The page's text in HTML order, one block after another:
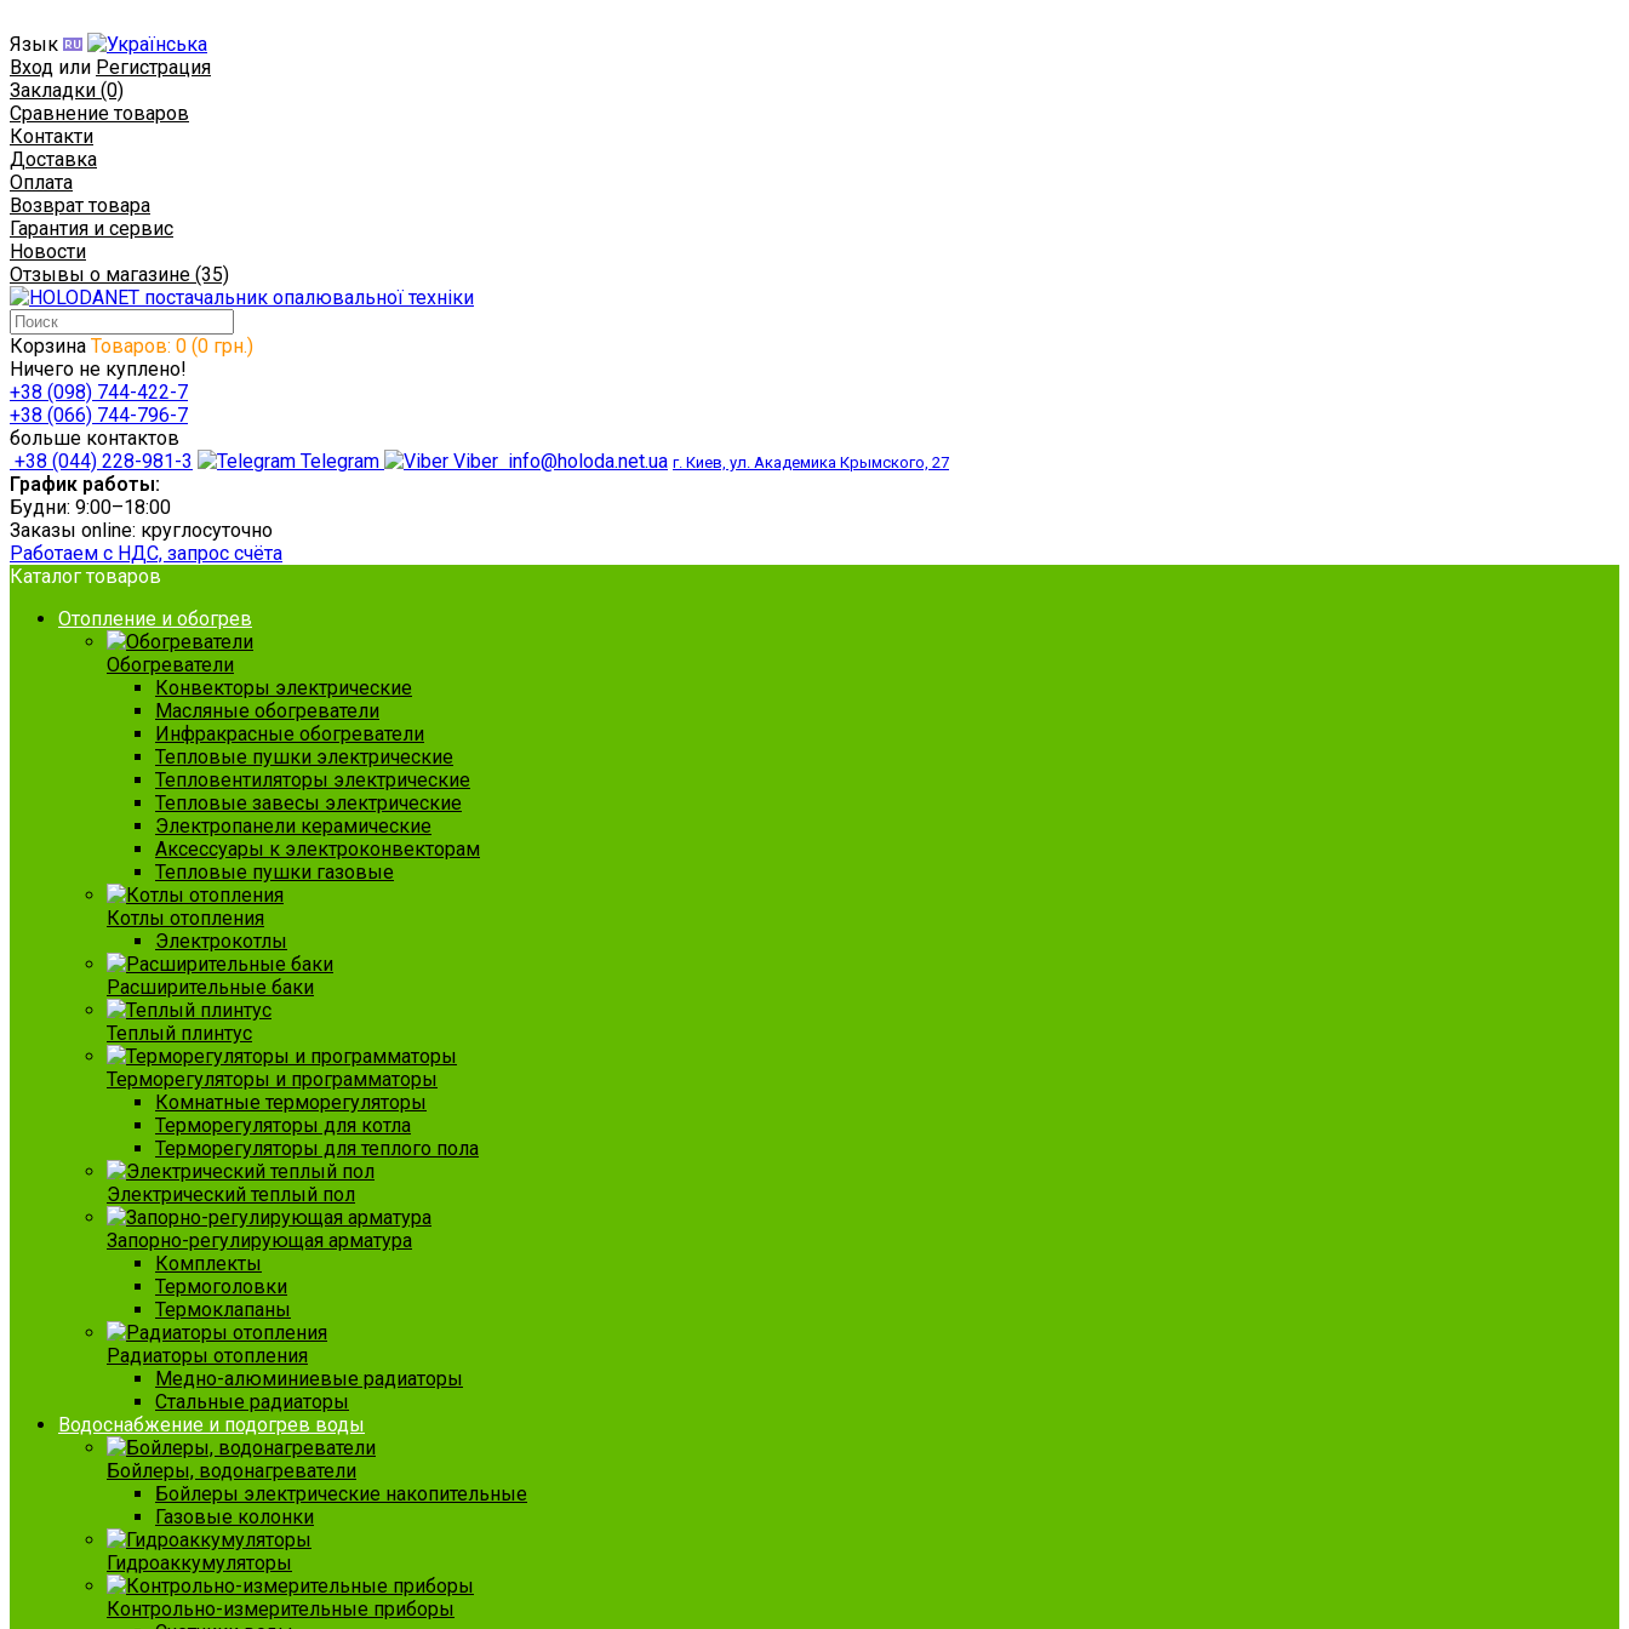
Язык
Вход или Регистрация
Закладки (0)
Сравнение товаров
Контакти
Доставка
Оплата
Возврат товара
Гарантия и сервис
Новости
Отзывы о магазине (35)
Корзина Товаров: 0 (0 грн.)
Ничего не куплено!
+38 (098) 744-422-7
+38 (066) 744-796-7
больше контактов
+38 (044) 228-981-3
Telegram Viber info@holoda.net.ua г. Киев, ул. Академика Крымского, 27
График работы:
Будни: 9:00–18:00
Заказы online: круглосуточно
Работаем с НДС, запрос счёта
Каталог товаров
Отопление и обогрев
Обогреватели
Конвекторы электрические
Масляные обогреватели
Инфракрасные обогреватели
Тепловые пушки электрические
Тепловентиляторы электрические
Тепловые завесы электрические
Электропанели керамические
Аксессуары к электроконвекторам
Тепловые пушки газовые
Котлы отопления
Электрокотлы
Расширительные баки
Теплый плинтус
Терморегуляторы и программаторы
Комнатные терморегуляторы
Терморегуляторы для котла
Терморегуляторы для теплого пола
Электрический теплый пол
Запорно-регулирующая арматура
Комплекты
Термоголовки
Термоклапаны
Радиаторы отопления
Медно-алюминиевые радиаторы
Стальные радиаторы
Водоснабжение и подогрев воды
Бойлеры, водонагреватели
Бойлеры электрические накопительные
Газовые колонки
Гидроаккумуляторы
Контрольно-измерительные приборы